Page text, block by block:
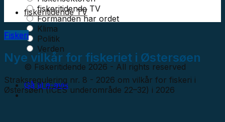
fiskeritidende TV
Formanden har ordet
Klima
Politik
Verden
© Fiskeritidende 2026 - All rights reserved
Gå til e-avis
fiskeritidende TV
Fiskeri
Nye vilkår for fiskeriet i Østersøen
Straksregulering nr. 8 - 2026 om vilkår for fiskeri i
Østersøen (ICES underområde 22–32) i 2026